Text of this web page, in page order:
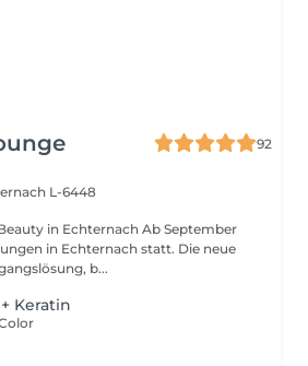
92
L-6448
in Echternach statt. Die neue
b...
Keratin